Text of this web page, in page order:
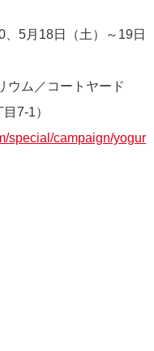
5月18日（土）～19日
ウム／コートヤード
7-1）
special/campaign/yogur